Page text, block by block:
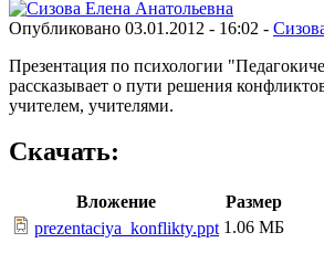
Опубликовано 03.01.2012 - 16:02 -
Презентация по психологии
рассказывает о пути решения
учителем, учителями.
Скачать:
Вложение
Размер
prezentaciya_konflikty.ppt 1.06 МБ